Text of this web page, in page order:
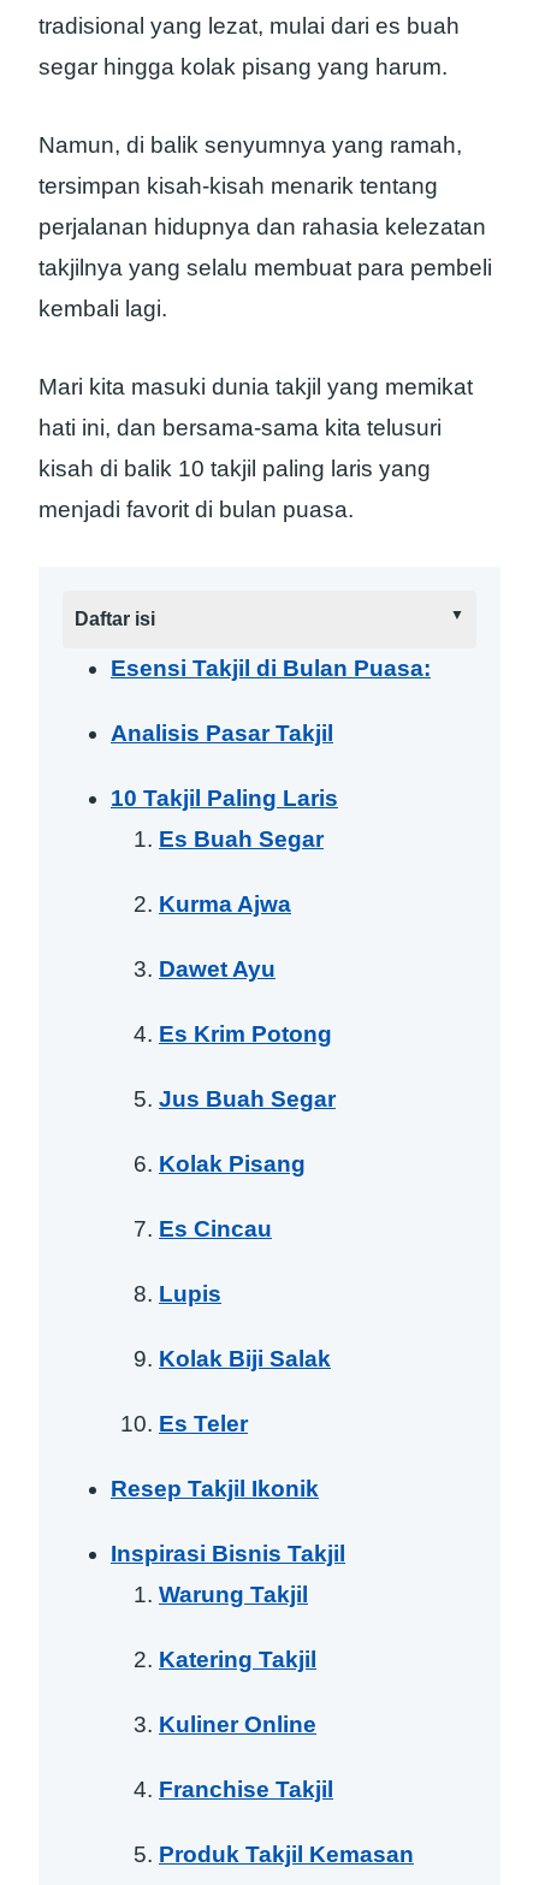
tradisional yang lezat, mulai dari es buah
segar hingga kolak pisang yang harum.
Namun, di balik senyumnya yang ramah,
tersimpan kisah-kisah menarik tentang
perjalanan hidupnya dan rahasia kelezatan
takjilnya yang selalu membuat para pembeli
kembali lagi.
Mari kita masuki dunia takjil yang memikat
hati ini, dan bersama-sama kita telusuri
kisah di balik 10 takjil paling laris yang
menjadi favorit di bulan puasa.
Daftar isi
Esensi Takjil di Bulan Puasa:
Analisis Pasar Takjil
10 Takjil Paling Laris
Es Buah Segar
Kurma Ajwa
Dawet Ayu
Es Krim Potong
Jus Buah Segar
Kolak Pisang
Es Cincau
Lupis
Kolak Biji Salak
Es Teler
Resep Takjil Ikonik
Inspirasi Bisnis Takjil
Warung Takjil
Katering Takjil
Kuliner Online
Franchise Takjil
Produk Takjil Kemasan